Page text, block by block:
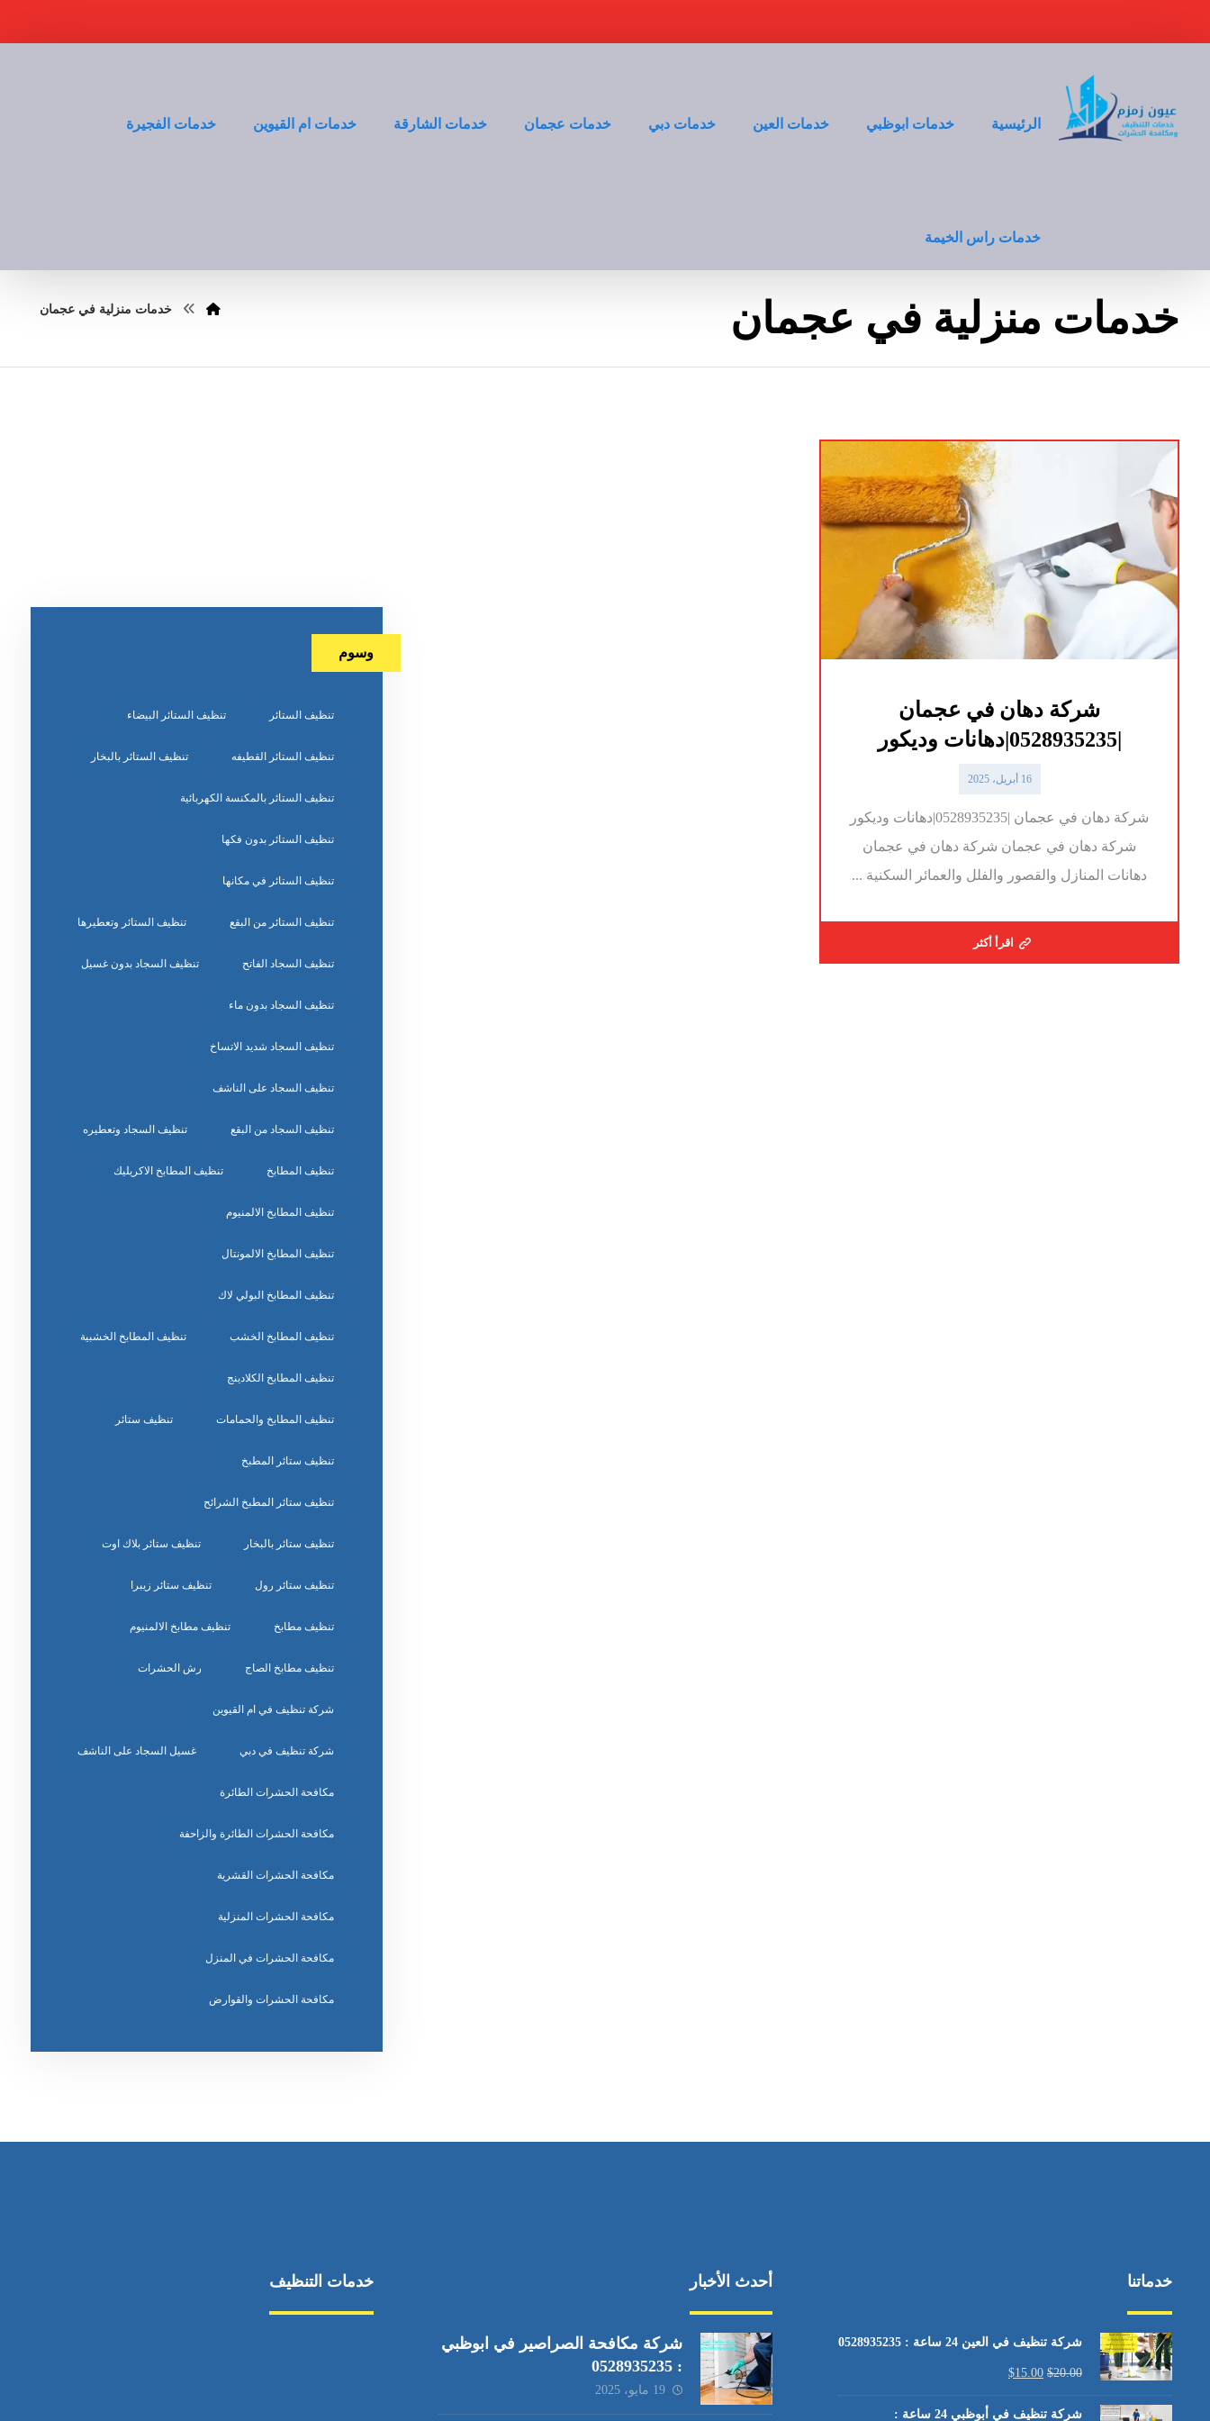
الرئيسية خدمات ابوظبي خدمات العين خدمات دبي خدمات عجمان خدمات الشارقة خدمات ام القيوين خدمات الفجيرة
خدمات راس الخيمة
خدمات منزلية في عجمان خدمات منزلية في عجمان
شركة دهان في عجمان
|0528935235|دهانات وديكور
16 أبريل، 2025
شركة دهان في عجمان |0528935235|دهانات وديكور
شركة دهان في عجمان شركة دهان في عجمان
دهانات المنازل والقصور والفلل والعمائر السكنية ...
اقرأ أكثر
وسوم
تنظيف الستائر تنظيف الستائر البيضاء
تنظيف الستائر القطيفه تنظيف الستائر بالبخار
تنظيف الستائر بالمكنسة الكهربائية
تنظيف الستائر بدون فكها
تنظيف الستائر في مكانها
تنظيف الستائر من البقع تنظيف الستائر وتعطيرها
تنظيف السجاد الفاتح تنظيف السجاد بدون غسيل
تنظيف السجاد بدون ماء
تنظيف السجاد شديد الاتساخ
تنظيف السجاد على الناشف
تنظيف السجاد من البقع تنظيف السجاد وتعطيره
تنظيف المطابخ تنظيف المطابخ الاكريليك
تنظيف المطابخ الالمنيوم
تنظيف المطابخ الالمونتال
تنظيف المطابخ البولي لاك
تنظيف المطابخ الخشب تنظيف المطابخ الخشبية
تنظيف المطابخ الكلادينج
تنظيف المطابخ والحمامات تنظيف ستائر
تنظيف ستائر المطبخ
تنظيف ستائر المطبخ الشرائح
تنظيف ستائر بالبخار تنظيف ستائر بلاك اوت
تنظيف ستائر رول تنظيف ستائر زيبرا
تنظيف مطابخ تنظيف مطابخ الالمنيوم
تنظيف مطابخ الصاج رش الحشرات
شركة تنظيف في ام القيوين
شركة تنظيف في دبي غسيل السجاد على الناشف
مكافحة الحشرات الطائرة
مكافحة الحشرات الطائرة والزاحفة
مكافحة الحشرات القشرية
مكافحة الحشرات المنزلية
مكافحة الحشرات في المنزل
مكافحة الحشرات والقوارض
خدماتنا
شركة تنظيف في العين 24 ساعة : 0528935235
$20.00
$15.00
شركة تنظيف في أبوظبي 24 ساعة :
أحدث الأخبار
شركة مكافحة الصراصير في ابوظبي
: 0528935235
19 مايو، 2025
خدمات التنظيف